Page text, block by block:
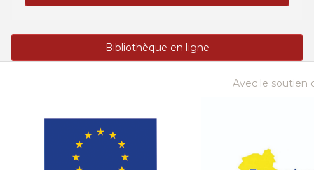
Bibliothèque en ligne
Avec le soutien